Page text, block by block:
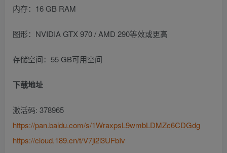
内存：16 GB RAM
图形：NVIDIA GTX 970 / AMD 290等效或更高
存储空间：55 GB可用空间
下载地址
激活码: 378965
https://pan.baidu.com/s/1WraxpsL9wmbLDMZc6CDGdg
https://cloud.189.cn/t/V7ji2i3UFbIv